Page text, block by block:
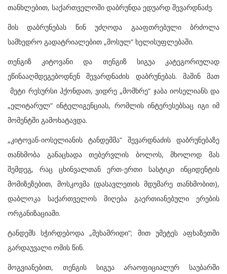
თანხლებით, საქართველოში დაბრუნდა ედუარდ შევარდნაძე.
მის დაბრუნებას წინ უძღოდა გააფთრებული ბრძოლა
სამხედრო გადატრიალებით „მოსულ“ ხელისუფლებაში.
თენგიზ კიტოვანი და თენგიზ სიგუა კატეგორიულად
ეწინააღმდეგებოდნენ შევარდნაძის დაბრუნებას. მაშინ მათ
მეტი რესურსი ჰქონდათ, ვიდრე „მომხრე“ ჯაბა იოსელიანს და
„ელიტარულ“ ინტელიგენციას, რომლის ინტერესებსაც იგი იმ
მომენტში გამოხატავდა.
„კიტოვან-იოსელიანის ტანდემმა“ შევარდნაძის დაბრუნებაზე
თანხმობა განაცხადა თებერვლის ბოლოს, მხოლოდ მას
შემდეგ, რაც ცხინვალთან ერთ-ერთი სასტიკი ინციდენტის
მომიზეზებით, მოსკოვმა (დასავლეთის მდუმარე თანხმობით),
დაბლოკა საქართველოს მიღება გაერთიანებული ერების
ორგანიზაციაში.
ტანდემს სჭირდებოდა „მეხამრიდი“; მით უმეტეს აფხაზეთში
გარდაუვალი ომის წინ.
მოგვიანებით, თენგის სიგუა არაოფიციალურ საუბარში